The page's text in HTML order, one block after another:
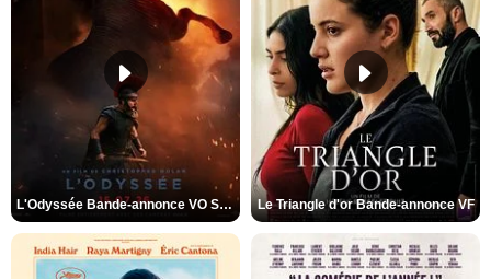
L'Odyssée Bande-annonce VO STFR Le Triangle d'or Bande-annonce VF